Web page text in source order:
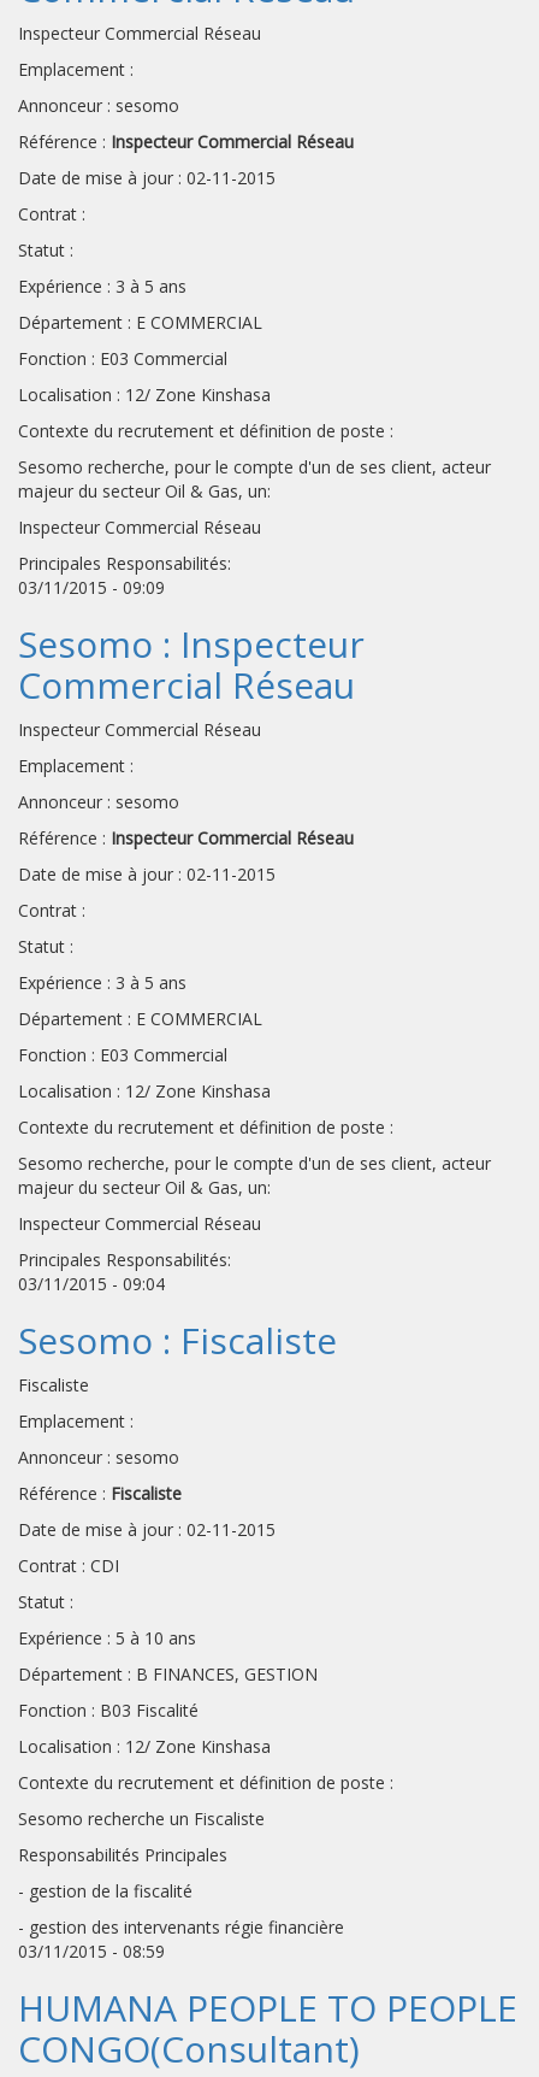
Inspecteur Commercial Réseau
Emplacement :
Annonceur : sesomo
Référence : Inspecteur Commercial Réseau
Date de mise à jour : 02-11-2015
Contrat :
Statut :
Expérience : 3 à 5 ans
Département : E COMMERCIAL
Fonction : E03 Commercial
Localisation : 12/ Zone Kinshasa
Contexte du recrutement et définition de poste :
Sesomo recherche, pour le compte d'un de ses client, acteur
majeur du secteur Oil & Gas, un:
Inspecteur Commercial Réseau
Principales Responsabilités:
03/11/2015 - 09:09
Sesomo : Inspecteur
Commercial Réseau
Inspecteur Commercial Réseau
Emplacement :
Annonceur : sesomo
Référence : Inspecteur Commercial Réseau
Date de mise à jour : 02-11-2015
Contrat :
Statut :
Expérience : 3 à 5 ans
Département : E COMMERCIAL
Fonction : E03 Commercial
Localisation : 12/ Zone Kinshasa
Contexte du recrutement et définition de poste :
Sesomo recherche, pour le compte d'un de ses client, acteur
majeur du secteur Oil & Gas, un:
Inspecteur Commercial Réseau
Principales Responsabilités:
03/11/2015 - 09:04
Sesomo : Fiscaliste
Fiscaliste
Emplacement :
Annonceur : sesomo
Référence : Fiscaliste
Date de mise à jour : 02-11-2015
Contrat : CDI
Statut :
Expérience : 5 à 10 ans
Département : B FINANCES, GESTION
Fonction : B03 Fiscalité
Localisation : 12/ Zone Kinshasa
Contexte du recrutement et définition de poste :
Sesomo recherche un Fiscaliste
Responsabilités Principales
- gestion de la fiscalité
- gestion des intervenants régie financière
03/11/2015 - 08:59
HUMANA PEOPLE TO PEOPLE
CONGO(Consultant)